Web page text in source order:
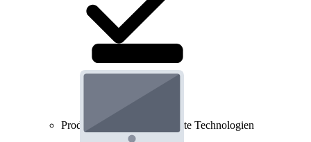
Produkt-Prüfungen für smarte Technologien